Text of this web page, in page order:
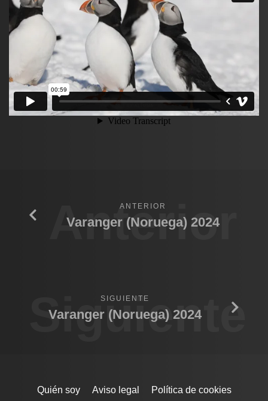
Anterior
ANTERIOR
Varanger (Noruega) 2024
Siguiente
SIGUIENTE
Varanger (Noruega) 2024
Quién soy Aviso legal Política de cookies